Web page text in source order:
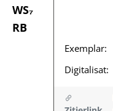
WS₇
RB
Exemplar:
Digitalisat: